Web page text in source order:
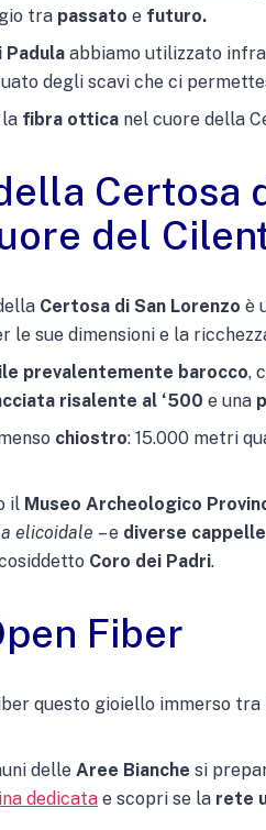
tra passato e futuro.
Padula abbiamo utilizzato
degli scavi che ci
fibra ottica nel cuore della
Certosa
del
Certosa di San Lorenzo è
le sue dimensioni e la
prevalentemente barocco,
risalente al ‘500 e una
chiostro: 15.000 metri
il Museo Archeologico
elicoidale – e diverse cappelle
Coro dei Padri.
Fiber
questo gioiello immerso
delle Aree Bianche si
dedicata e scopri se la rete